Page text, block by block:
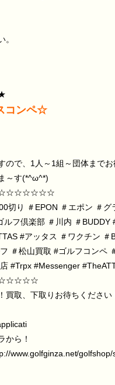
コンペ☆
ので、1人～1組～団体までお
～す(*^ω^*)
切り ＃EPON ＃エポン ＃グ
ルフ倶楽部 ＃川内 ＃BUDDY
#アッタス ＃ワクチン ＃
＃松山買取 #ゴルフコンペ
#Trpx #Messenger
買取、下取りお待ちくださ
から！
www.golfginza.net/